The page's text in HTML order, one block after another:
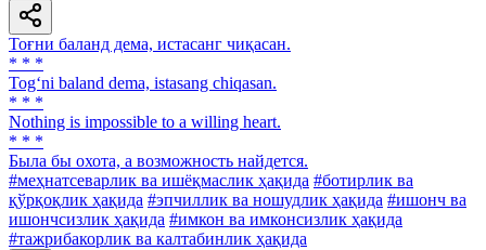
Тоғни баланд дема, истасанг чиқасан.
* * *
Tog‘ni baland dema, istasang chiqasan.
* * *
Nothing is impossible to a willing heart.
* * *
Была бы охота, а возможность найдется.
#меҳнатсеварлик ва ишёқмаслик ҳақида #ботирлик ва
қўрқоқлик ҳақида #эпчиллик ва ношудлик ҳақида #ишонч ва
ишончсизлик ҳақида #имкон ва имконсизлик ҳақида
#тажрибакорлик ва калтабинлик ҳақида